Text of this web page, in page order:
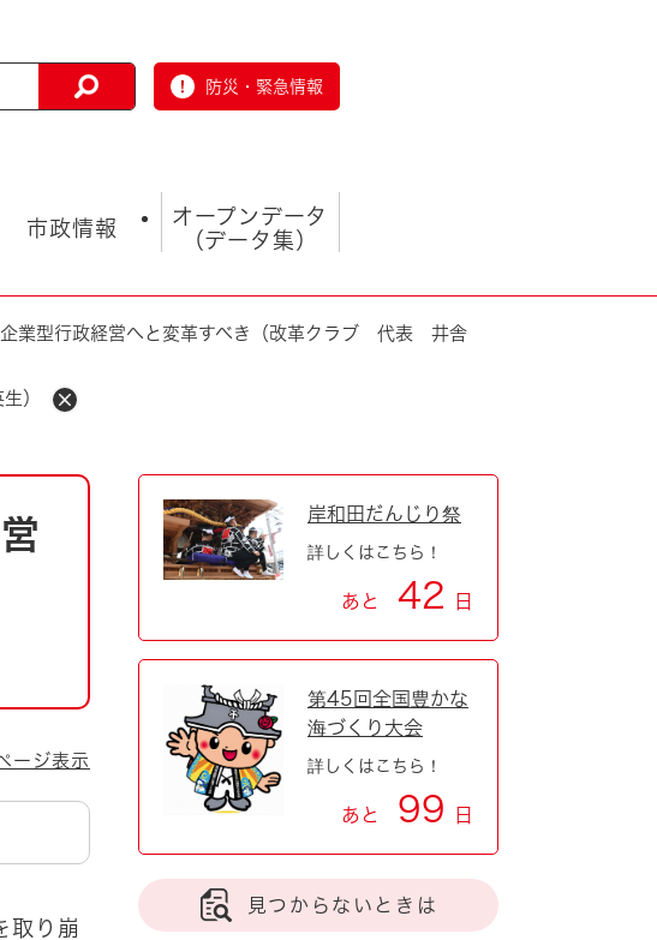
防災・緊急情報
くり・協働
市政情報
る
オープンデータ
（データ集）
業型行政経営へと変革すべき（改革クラブ 代表 井舎
）
ージ表示
取り崩
岸和田だんじり祭
詳しくはこちら！
あと 42 日
第45回全国豊かな
海づくり大会
詳しくはこちら！
あと 99 日
見つからないときは